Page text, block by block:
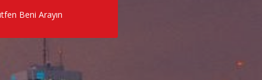
Beni Arayın